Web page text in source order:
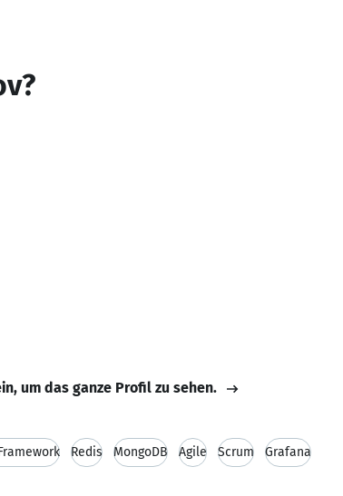
um das ganze Profil zu sehen.
Redis MongoDB Agile Scrum Grafana